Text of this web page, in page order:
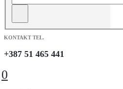
KONTAKT TEL.
+387 51 465 441
0